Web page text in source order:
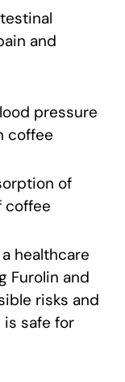
and
pressure
coffee
of
coffee
healthcare
Furolin and
risks and
safe for